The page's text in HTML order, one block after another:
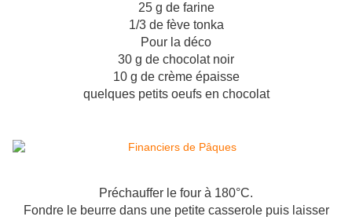
25 g de farine
1/3 de fève tonka
Pour la déco
30 g de chocolat noir
10 g de crème épaisse
quelques petits oeufs en chocolat
Préchauffer le four à 180°C.
Fondre le beurre dans une petite casserole puis laisser